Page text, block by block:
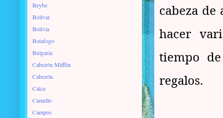
cabeza
hacer
tiempo
regalos.
Beybe
Bolívar.
Bolivia
Botafogo
Bulgaria
Cabezón Mifflin
Cabezón.
Calca
Camello
Campos